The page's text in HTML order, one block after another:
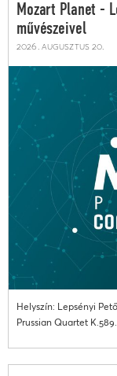
Mozart Planet -
művészeivel
2026. augusztus 20.
Helyszín: Lepsényi
Prussian Quartet